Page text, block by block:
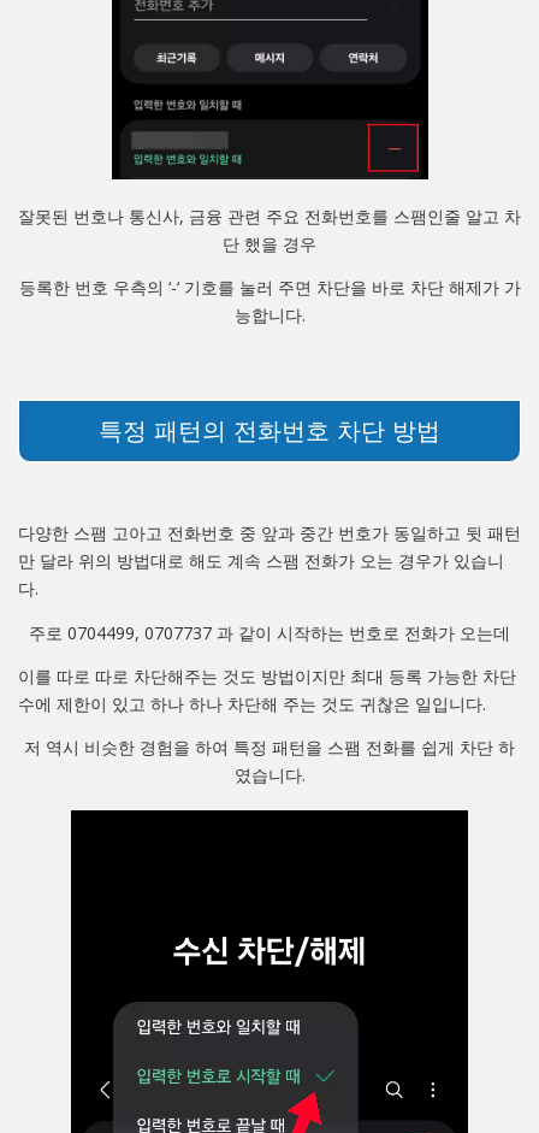
잘못된 번호나 통신사, 금융 관련 주요 전화번호를 스팸인줄 알고 차
단 했을 경우
등록한 번호 우측의 ‘-‘ 기호를 눌러 주면 차단을 바로 차단 해제가 가
능합니다.
특정 패턴의 전화번호 차단 방법
다양한 스팸 고아고 전화번호 중 앞과 중간 번호가 동일하고 뒷 패턴
만 달라 위의 방법대로 해도 계속 스팸 전화가 오는 경우가 있습니
다.
주로 0704499, 0707737 과 같이 시작하는 번호로 전화가 오는데
이를 따로 따로 차단해주는 것도 방법이지만 최대 등록 가능한 차단
수에 제한이 있고 하나 하나 차단해 주는 것도 귀찮은 일입니다.
저 역시 비슷한 경험을 하여 특정 패턴을 스팸 전화를 쉽게 차단 하
였습니다.